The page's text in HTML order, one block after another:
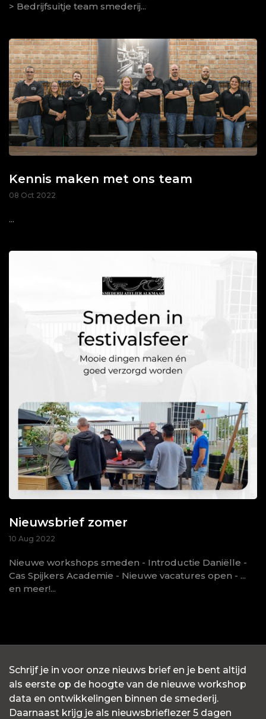
> Bedrijfsuitje team smederij...
Kennis maken met ons team
08 Oct 2022
...
Nieuwsbrief zomer
10 Aug 2022
Nieuwe workshops smeden - Introductie Daniëlle -
Cas Spijkers Academie - Nieuwe vacatures open - ...
en meer!...
Schrijf je in voor onze nieuws brief en je bent altijd
als eerste op de hoogte van de nieuwe workshop
data en ontwikkelingen binnen de smederij.
Daarnaast krijg je als nieuwsbrieflezer 5 dagen